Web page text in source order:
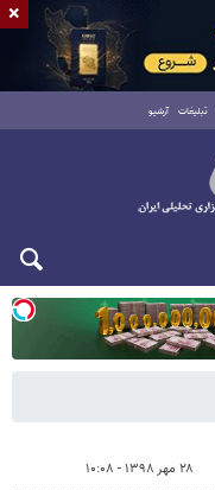
تبلیغات آرشیو
۲۸ مهر ۱۳۹۸ - ۱۰:۰۸
×